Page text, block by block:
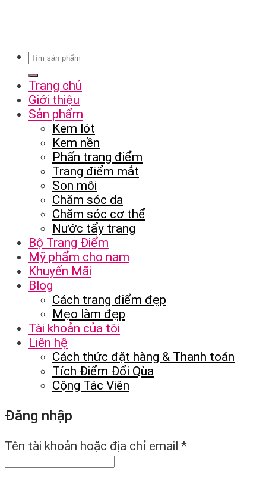
Trang chủ
Giới thiệu
Sản phẩm
Kem lót
Kem nền
Phấn trang điểm
Trang điểm mắt
Son môi
Chăm sóc da
Chăm sóc cơ thể
Nước tẩy trang
Bộ Trang Điểm
Mỹ phẩm cho nam
Khuyến Mãi
Blog
Cách trang điểm đẹp
Mẹo làm đẹp
Tài khoản của tôi
Liên hệ
Cách thức đặt hàng & Thanh toán
Tích Điểm Đổi Qùa
Cộng Tác Viên
Đăng nhập
Tên tài khoản hoặc địa chỉ email *